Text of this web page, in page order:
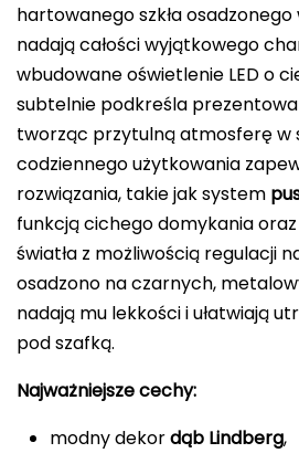
hartowanego szkła
nadają całości wyjątkowego
wbudowane oświetlenie LED o
subtelnie podkreśla
tworząc przytulną atmosferę w
codziennego użytkowania
rozwiązania, takie jak system
funkcją cichego domykania
światła z możliwością regulacji
osadzono na czarnych,
nadają mu lekkości i ułatwiają
pod szafką.
Najważniejsze cechy:
modny dekordąb Lindberg,